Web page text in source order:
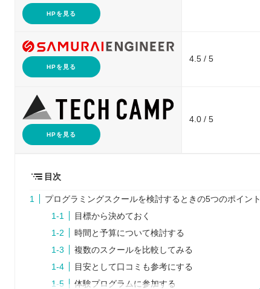
HPを見る
HPを見る
4.5 / 5
HPを見る
4.0 / 5
目次
プログラミングスクールを検討するときの5つのポイント
目標から決めておく
時間と予算について検討する
複数のスクールを比較してみる
目安として口コミも参考にする
体験プログラムに参加する